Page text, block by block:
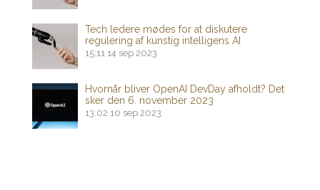
Tech ledere mødes for at diskutere
regulering af kunstig intelligens AI
15:11 14 sep 2023
Hvornår bliver OpenAI DevDay afholdt? Det
sker den 6. november 2023
13:02 10 sep 2023